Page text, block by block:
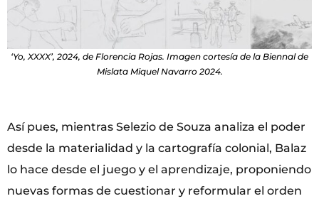
‘Yo, XXXX’, 2024, de Florencia Rojas. Imagen cortesía de la Biennal de
Mislata Miquel Navarro 2024.
Así pues, mientras Selezio de Souza analiza el poder
desde la materialidad y la cartografía colonial, Balaz
lo hace desde el juego y el aprendizaje, proponiendo
nuevas formas de cuestionar y reformular el orden